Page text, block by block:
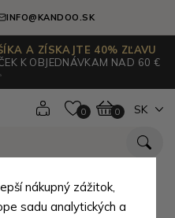
INFO@KANDOO.SK
A ZÍSKAJTE 40% ZĽAVU
K OBJEDNÁVKAM NAD 60 €
0 0 SK
klopová
nákupný zážitok,
sadu analytických a